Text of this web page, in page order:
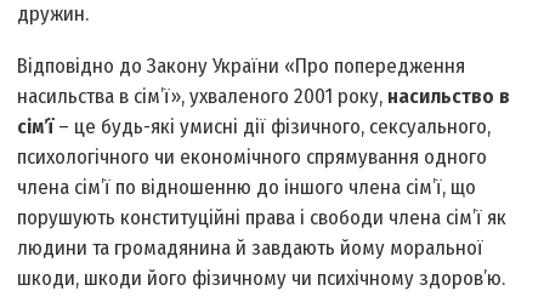
дружин.
Відповідно до Закону України «Про попередження
насильства в сім’ї», ухваленого 2001 року, насильство в
сім’ї– це будь-які умисні дії фізичного, сексуального,
психологічного чи економічного спрямування одного
члена сім’ї по відношенню до іншого члена сім’ї, що
порушують конституційні права і свободи члена сім’ї як
людини та громадянина й завдають йому моральної
шкоди, шкоди його фізичному чи психічному здоров’ю.